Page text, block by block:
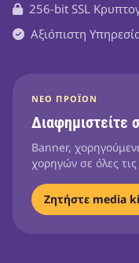
256-bit SSL
Αξιόπιστη
ΝΈΟ ΠΡΟΪΌΝ
Διαφημιστείτε
Banner,
χορηγών σε όλες
Ζητήστε media